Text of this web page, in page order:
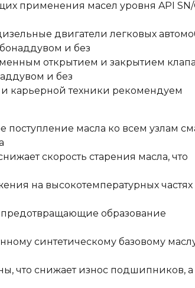
применения масел уровня API
двигатели легковых
и без
открытием и закрытием
и без
карьерной техники рекомендуем
поступление масла ко всем узлам
скорость старения масла, что
на высокотемпературных частях
образование
синтетическому базовому
что снижает износ подшипников, а